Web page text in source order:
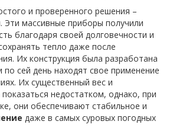
и проверенного решения –
Эти массивные приборы получили
благодаря своей долговечности и
тепло даже после
Их конструкция была разработана
по сей день находят свое применение
Их существенный вес и
недостатком, однако, при
они обеспечивают стабильное и
даже в самых суровых погодных